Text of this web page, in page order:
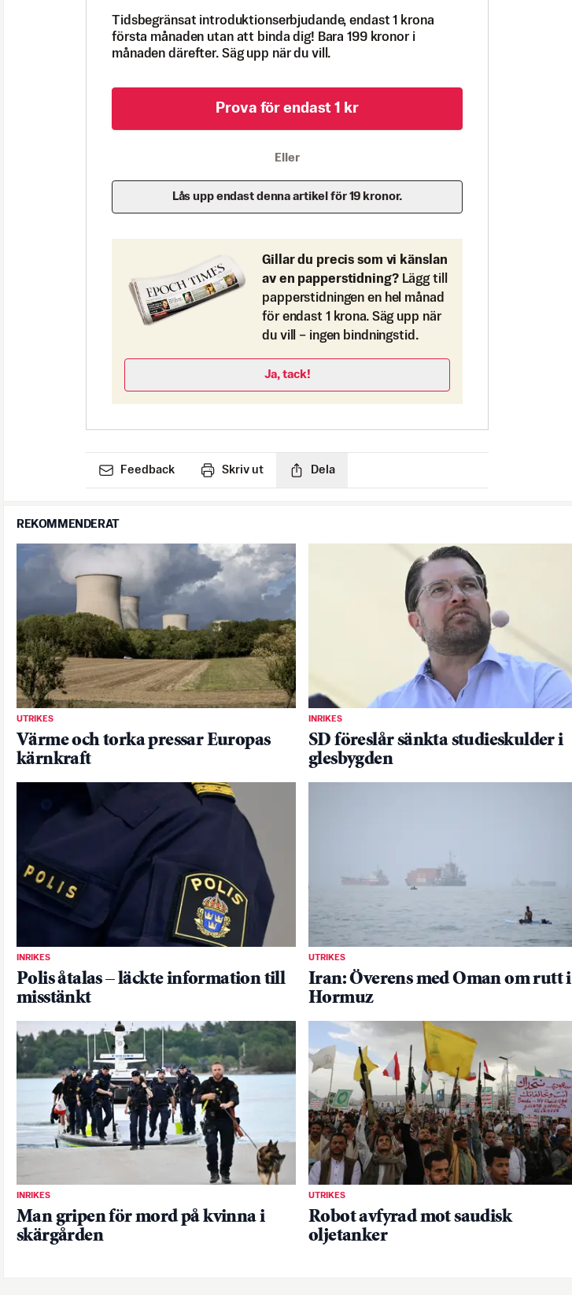
Tidsbegränsat introduktionserbjudande, endast 1 krona
första månaden utan att binda dig! Bara 199 kronor i
månaden därefter. Säg upp när du vill.
Prova för endast 1 kr
Eller
Lås upp endast denna artikel för 19 kronor.
Gillar du precis som vi känslan
av en papperstidning? Lägg till
papperstidningen en hel månad
för endast 1 krona. Säg upp när
du vill – ingen bindningstid.
Ja, tack!
Feedback Skriv ut Dela
REKOMMENDERAT
UTRIKES
Värme och torka pressar Europas
kärnkraft
INRIKES
SD föreslår sänkta studieskulder i
glesbygden
INRIKES
Polis åtalas – läckte information till
misstänkt
UTRIKES
Iran: Överens med Oman om rutt i
Hormuz
INRIKES
Man gripen för mord på kvinna i
skärgården
UTRIKES
Robot avfyrad mot saudisk
oljetanker